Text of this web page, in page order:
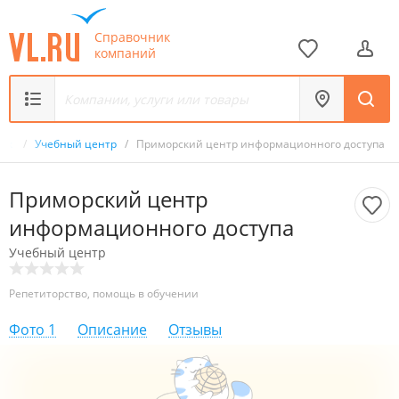
Справочник
компаний
/ Учебный центр / Приморский центр информационного доступа
Приморский центр
информационного доступа
Учебный центр
Репетиторство, помощь в обучении
Фото 1 Описание Отзывы